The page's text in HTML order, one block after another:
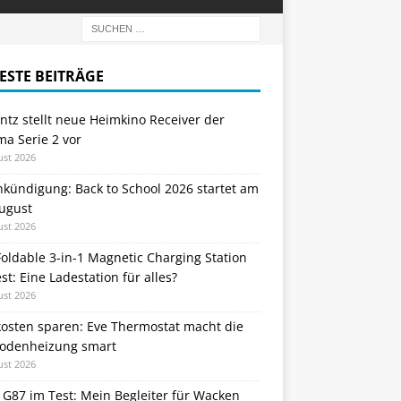
BEITRÄGE
stellt neue Heimkino Receiver der
Serie 2 vor
2026
Back to School 2026 startet am
2026
3-in-1 Magnetic Charging Station
Eine Ladestation für alles?
2026
sparen: Eve Thermostat macht die
smart
2026
im Test: Mein Begleiter für Wacken